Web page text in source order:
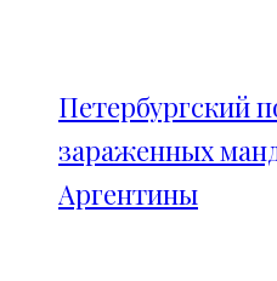
Петербургский
зараженных
Аргентины